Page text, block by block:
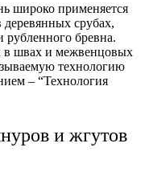
широко применяется
срубах,
рубленного бревна.
в швах и межвенцовых
технологию
– “Технология
и жгутов